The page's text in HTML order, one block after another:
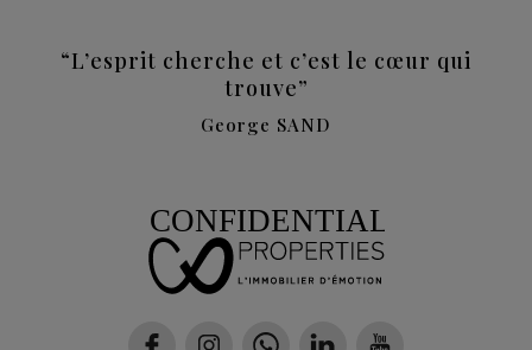
“L’esprit cherche et c’est le cœur qui
trouve”
George SAND